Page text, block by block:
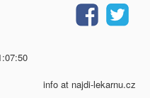
info at najdi-lekarnu.cz